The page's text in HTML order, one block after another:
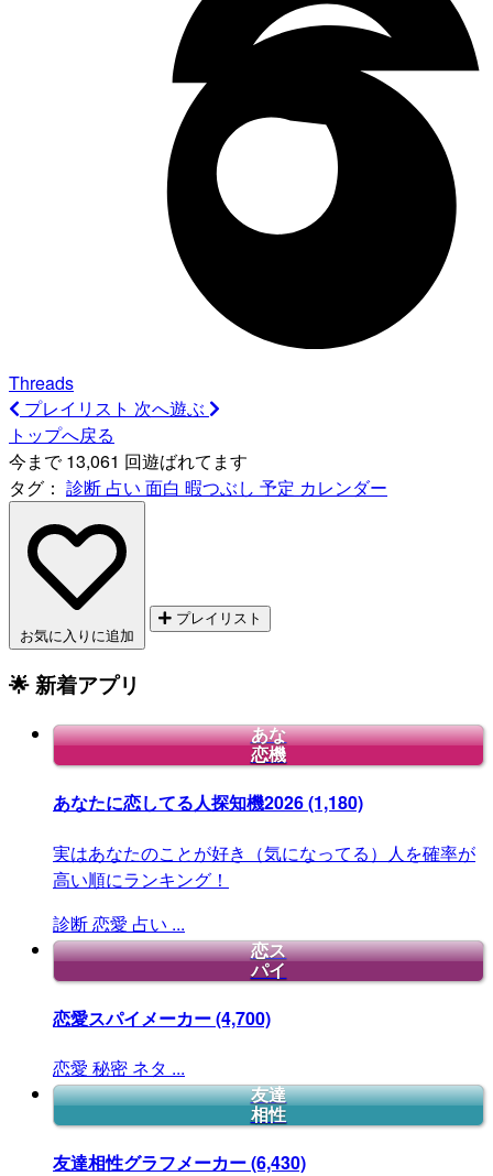
Threads
プレイリスト 次へ遊ぶ
トップへ戻る
今まで 13,061 回遊ばれてます
タグ： 診断 占い 面白 暇つぶし 予定 カレンダー
お気に入りに追加
プレイリスト
🌟 新着アプリ
あな
恋機
あなたに恋してる人探知機2026(1,180)
実はあなたのことが好き（気になってる）人を確率が
高い順にランキング！
診断恋愛 占い ...
恋ス
パイ
恋愛スパイメーカー(4,700)
恋愛 秘密 ネタ ...
友達
相性
友達相性グラフメーカー(6,430)